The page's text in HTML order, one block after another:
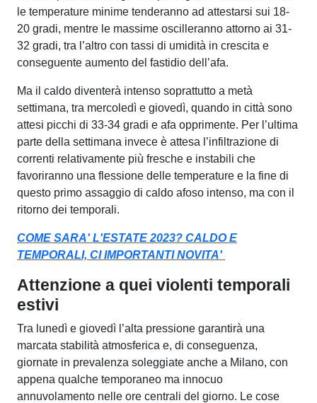
le temperature minime tenderanno ad attestarsi sui 18-
20 gradi, mentre le massime oscilleranno attorno ai 31-
32 gradi, tra l’altro con tassi di umidità in crescita e
conseguente aumento del fastidio dell’afa.
Ma il caldo diventerà intenso soprattutto a metà
settimana, tra mercoledì e giovedì, quando in città sono
attesi picchi di 33-34 gradi e afa opprimente. Per l’ultima
parte della settimana invece è attesa l’infiltrazione di
correnti relativamente più fresche e instabili che
favoriranno una flessione delle temperature e la fine di
questo primo assaggio di caldo afoso intenso, ma con il
ritorno dei temporali.
COME SARA' L'ESTATE 2023? CALDO E
TEMPORALI, CI IMPORTANTI NOVITA'
Attenzione a quei violenti temporali
estivi
Tra lunedì e giovedì l’alta pressione garantirà una
marcata stabilità atmosferica e, di conseguenza,
giornate in prevalenza soleggiate anche a Milano, con
appena qualche temporaneo ma innocuo
annuvolamento nelle ore centrali del giorno. Le cose